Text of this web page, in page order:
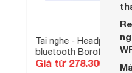
Tai nghe - Headphone
bluetooth Borofone
Giá từ 278.300 đ